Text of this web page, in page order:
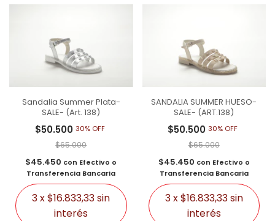
Sandalia Summer Plata-
SALE- (Art. 138)
$50.500 30% OFF
$65.000
$45.450 con Efectivo o
Transferencia Bancaria
3x$16.833,33sin
interés
SANDALIA SUMMER HUESO-
SALE- (ART.138)
$50.50030% OFF
$65.000
$45.450 con Efectivo o
Transferencia Bancaria
3x$16.833,33sin
interés